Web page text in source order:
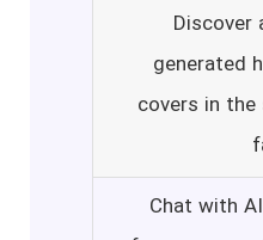
Discover
generated
covers in
Chat with